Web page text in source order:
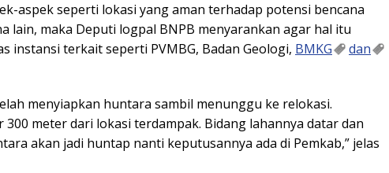
aspek seperti lokasi yang aman terhadap potensi bencana
lain, maka Deputi logpal BNPB menyarankan agar hal itu
instansi terkait seperti PVMBG, Badan Geologi, BMKG
dan
menyiapkan huntara sambil menunggu ke relokasi.
meter dari lokasi terdampak. Bidang lahannya datar dan
akan jadi huntap nanti keputusannya ada di Pemkab,” jelas